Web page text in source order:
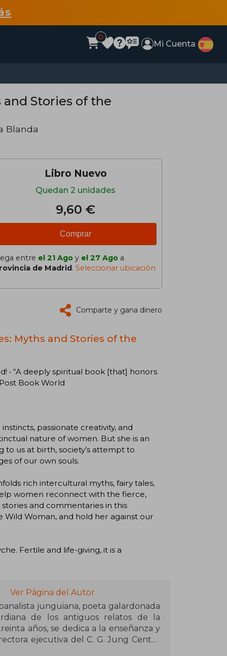
0
Mi Cuenta
Stories of the
Blanda
Libro Nuevo
Quedan 2 unidades
9,60 €
Comprar
entre el 21 Ago y el 27 Ago a
de Madrid. Seleccionar ubicación
Comparte y gana dinero
Myths and Stories of the
• “A deeply spiritual book [that] honors
Book World
passionate creativity, and
nature of women. But she is an
us at birth, society’s attempt to
of our own souls.
rich intercultural myths, fairy tales,
women reconnect with the fierce,
and commentaries in this
Woman, and hold her against our
Fertile and life-giving, it is a
Ver Página del Autor
junguiana, poeta galardonada
de los antiguos relatos de la
años, se dedica a la enseñanza y
ejecutiva del C. G. Jung Center
Su mítico best seller, Mujeres